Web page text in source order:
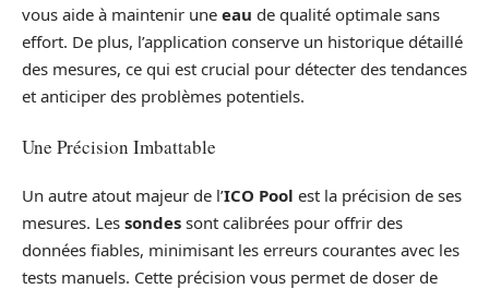
vous aide à maintenir une eau de qualité optimale sans
effort. De plus, l’application conserve un historique détaillé
des mesures, ce qui est crucial pour détecter des tendances
et anticiper des problèmes potentiels.
Une Précision Imbattable
Un autre atout majeur de l’ICO Pool est la précision de ses
mesures. Les sondes sont calibrées pour offrir des
données fiables, minimisant les erreurs courantes avec les
tests manuels. Cette précision vous permet de doser de